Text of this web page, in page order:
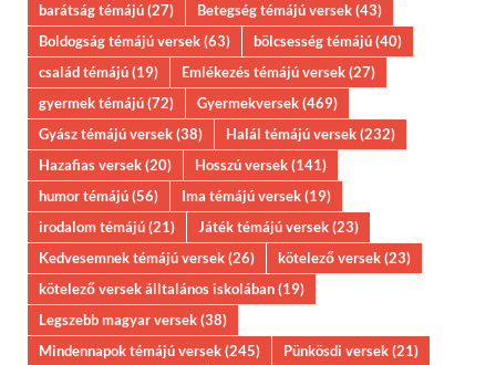
barátság témájú(27) Betegség témájú versek(43)
Boldogság témájú versek(63) bölcsesség témájú(40)
család témájú(19) Emlékezés témájú versek(27)
gyermek témájú(72) Gyermekversek(469)
Gyász témájú versek(38) Halál témájú versek(232)
Hazafias versek(20) Hosszú versek(141)
humor témájú(56) Ima témájú versek(19)
irodalom témájú(21) Játék témájú versek(23)
Kedvesemnek témájú versek(26) kötelező versek(23)
kötelező versek álltalános iskolában(19)
Legszebb magyar versek(38)
Mindennapok témájú versek(245) Pünkösdi versek(21)